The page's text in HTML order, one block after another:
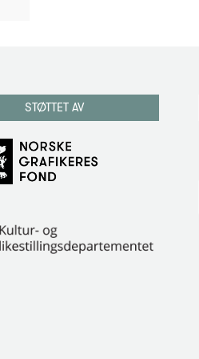
STØTTET AV